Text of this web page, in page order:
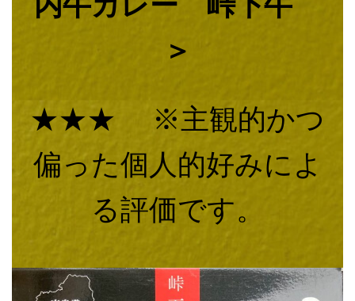
＞
★★★ ※主観的かつ
偏った個人的好みによ
る評価です。